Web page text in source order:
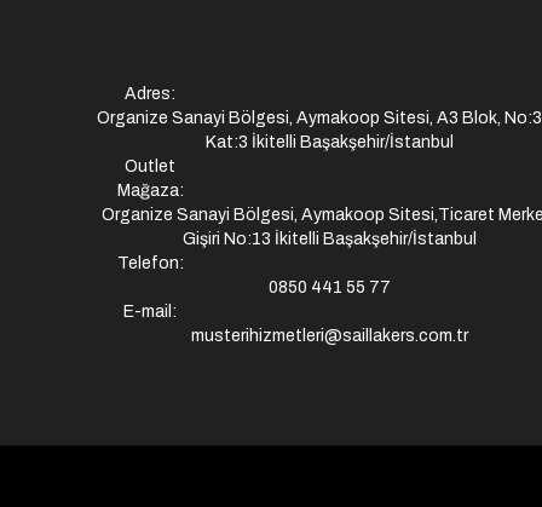
Adres:
Organize Sanayi Bölgesi, Aymakoop Sitesi, A3 Blok,
Kat:3 İkitelli Başakşehir/İstanbul
Outlet
Mağaza:
Organize Sanayi Bölgesi, Aymakoop Sitesi,Ticaret
Gişiri No:13 İkitelli Başakşehir/İstanbul
Telefon:
0850 441 55 77
E-mail:
musterihizmetleri@saillakers.com.tr